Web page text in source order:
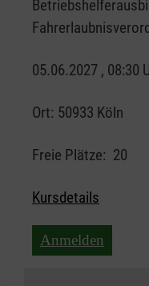
05.06.2027 , 08:30
Ort: 50933 Köln
Freie Plätze: 20
Kursdetails
Anmelden